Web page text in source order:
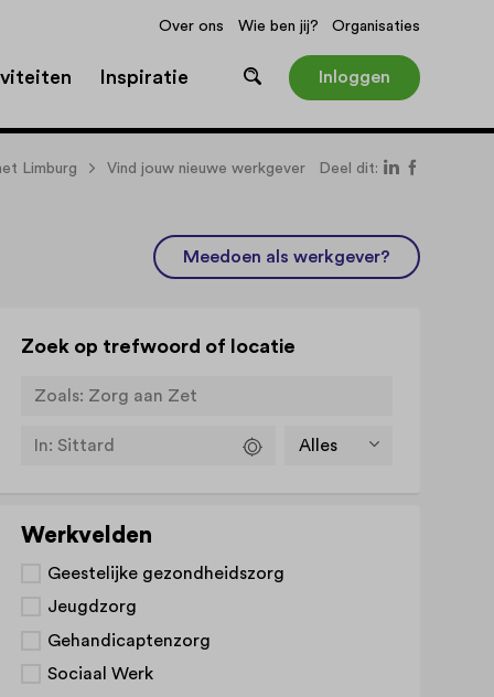
Over ons Wie ben jij? Organisaties
Inspiratie Inloggen
Limburg Vind jouw nieuwe werkgever Deel dit:
Meedoen als werkgever?
Zoek op trefwoord of locatie
Zoals: Zorg aan Zet
In: Sittard
Werkvelden
Geestelijke gezondheidszorg
Jeugdzorg
Gehandicaptenzorg
Sociaal Werk